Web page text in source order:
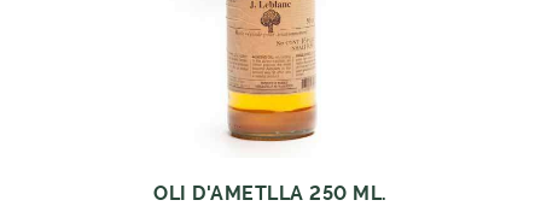
OLI D'AMETLLA 250 ML.